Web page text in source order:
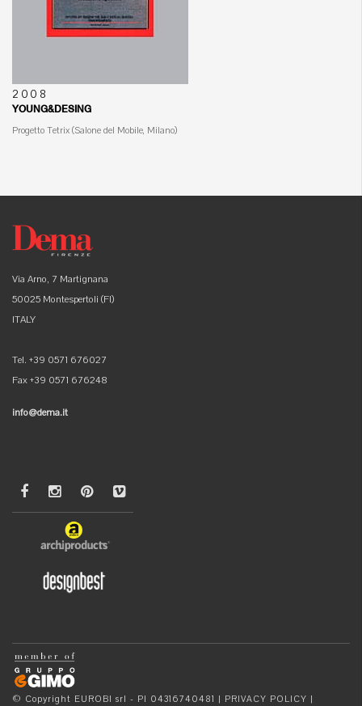
2008
YOUNG&DESING
Progetto Tetrix (Salone del Mobile, Milano)
Via Arno, 7 Martignana
50025 Montespertoli (FI)
ITALY
Tel. +39 0571 676027
Fax +39 0571 676248
info@dema.it
© Copyright EUROBI srl - PI 04316740481 | PRIVACY POLICY |